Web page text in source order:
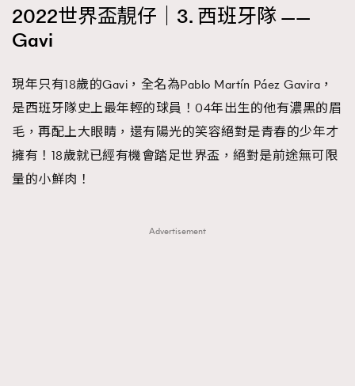
2022世界盃靚仔｜3. 西班牙隊 ——
Gavi
現年只有18歲的Gavi，全名為Pablo Martín Páez Gavira，
是西班牙隊史上最年輕的球員！04年出生的他有濃黑的眉
毛，再配上大眼睛，還有陽光的笑容絕對是青春的少年才
擁有！18歲就已經有機會踏足世界盃，絕對是前途無可限
量的小鮮肉！
Advertisement